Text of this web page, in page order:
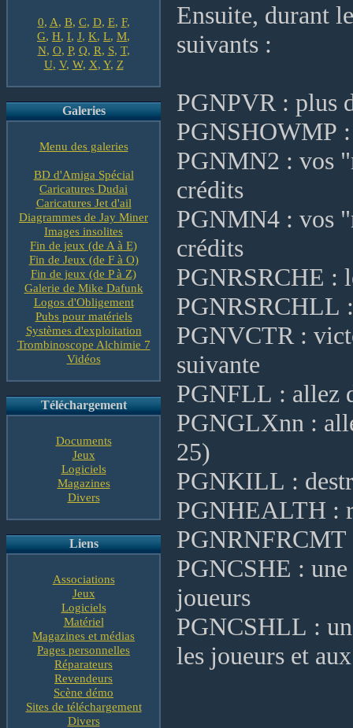
0, A, B, C, D, E, F,
G, H, I, J, K, L, M,
N, O, P, Q, R, S, T,
U, V, W, X, Y, Z
Galeries
Menu des galeries
BD d'Amiga Spécial
Caricatures Dudai
Caricatures Jet d'ail
Diagrammes de Jay Miner
Images insolites
Fin de jeux (de A à E)
Fin de Jeux (de F à O)
Fin de jeux (de P à Z)
Galerie de Mike Dafunk
Logos d'Obligement
Pubs pour matériels
Systèmes d'exploitation
Trombinoscope Alchimie 7
Vidéos
Téléchargement
Documents
Jeux
Logiciels
Magazines
Divers
Liens
Associations
Jeux
Logiciels
Matériel
Magazines et médias
Pages personnelles
Réparateurs
Revendeurs
Scène démo
Sites de téléchargement
Divers
Ensuite, durant
suivants :
PGNPVR : plus
PGNSHOWMP
PGNMN2 : vos
crédits
PGNMN4 : vos
crédits
PGNRSRCHE :
PGNRSRCHLL
PGNVCTR :
suivante
PGNFLL : allez
PGNGLXnn :
25)
PGNKILL :
PGNHEALTH :
PGNRNFRCMT
PGNCSHE :
joueurs
PGNCSHLL :
les joueurs et